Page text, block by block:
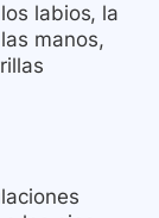
labios, la
manos,